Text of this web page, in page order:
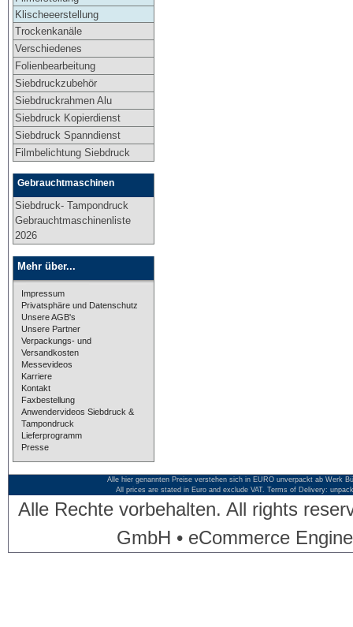
Klischeeerstellung
Trockenkanäle
Verschiedenes
Folienbearbeitung
Siebdruckzubehör
Siebdruckrahmen Alu
Siebdruck Kopierdienst
Siebdruck Spanndienst
Filmbelichtung Siebdruck
Gebrauchtmaschinen
Siebdruck- Tampondruck
Gebrauchtmaschinenliste
2026
Mehr über...
Impressum
Privatsphäre und Datenschutz
Unsere AGB's
Unsere Partner
Verpackungs- und
Versandkosten
Messevideos
Karriere
Kontakt
Faxbestellung
Anwendervideos Siebdruck &
Tampondruck
Lieferprogramm
Presse
Alle hier genannten Preise verstehen sich in EURO unverpackt ab Werk
All prices are stated in Euro and exclude VAT. Terms of Delivery:
Alle Rechte vorbehalten. All rights
GmbH • eCommerce